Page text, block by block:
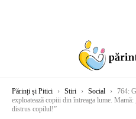
Părinți și Pitici › Stiri › Social ›
764:
exploatează copiii din întreaga lume.
distrus copilul!”